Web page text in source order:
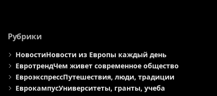
Рубрики
НовостиНовости из Европы каждый день
ЕвротрендЧем живет современное общество
ЕвроэкспрессПутешествия, люди, традиции
ЕврокампусУниверситеты, гранты, учеба